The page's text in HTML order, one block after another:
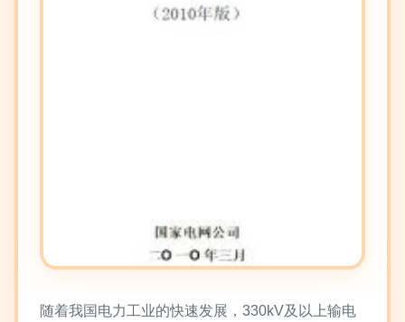
随着我国电力工业的快速发展，330kV及以上输电